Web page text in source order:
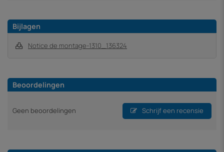
Bijlagen
Notice de montage-1310_136324
Beoordelingen
Geen beoordelingen Schrijf een recensie